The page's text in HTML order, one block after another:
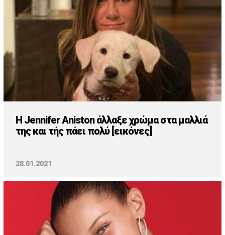
H Jennifer Aniston άλλαξε χρώμα στα μαλλιά
της και τής πάει πολύ [εικόνες]
28.01.2021